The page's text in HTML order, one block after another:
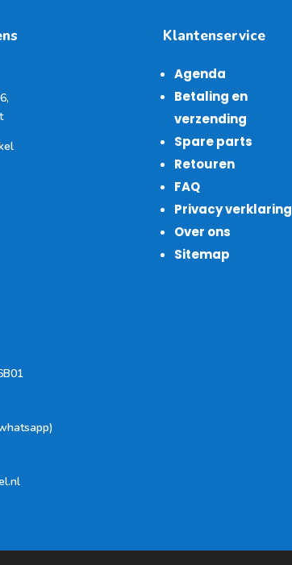
Klantenservice
Agenda
Betaling en
verzending
Spare parts
Retouren
FAQ
Privacy verklaring
Over ons
Sitemap